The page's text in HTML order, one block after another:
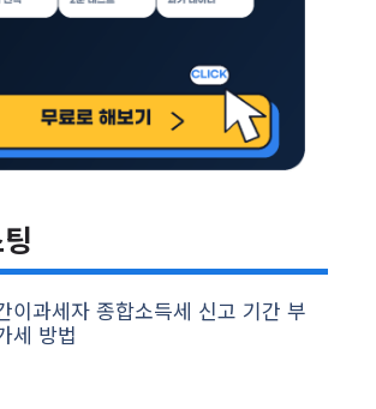
이과세자 종합소득세 신고 기간 부
세 방법